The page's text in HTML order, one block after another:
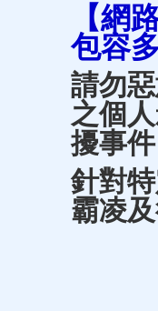
【網
包容
請勿
之個
擾事
針對
霸凌